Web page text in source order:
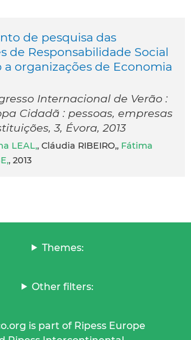
de pesquisa das
de Responsabilidade Social
a organizações de Economia
Internacional de Verão :
Cidadã : pessoas, empresas
3, Évora, 2013
LEAL,, Cláudia RIBEIRO,, Fátima
, 2013
Themes:
Other filters:
is part of Ripess Europe